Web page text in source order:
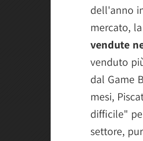
dell'anno
mercato,
vendute
venduto
dal Game
mesi,
difficile"
settore,